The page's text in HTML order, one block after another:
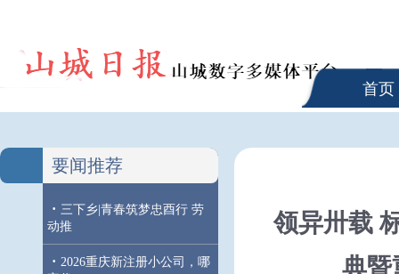
首页
要闻推荐
· 三下乡|青春筑梦忠酉行 劳
动推
· 2026重庆新注册小公司，哪
领异卅载
典暨